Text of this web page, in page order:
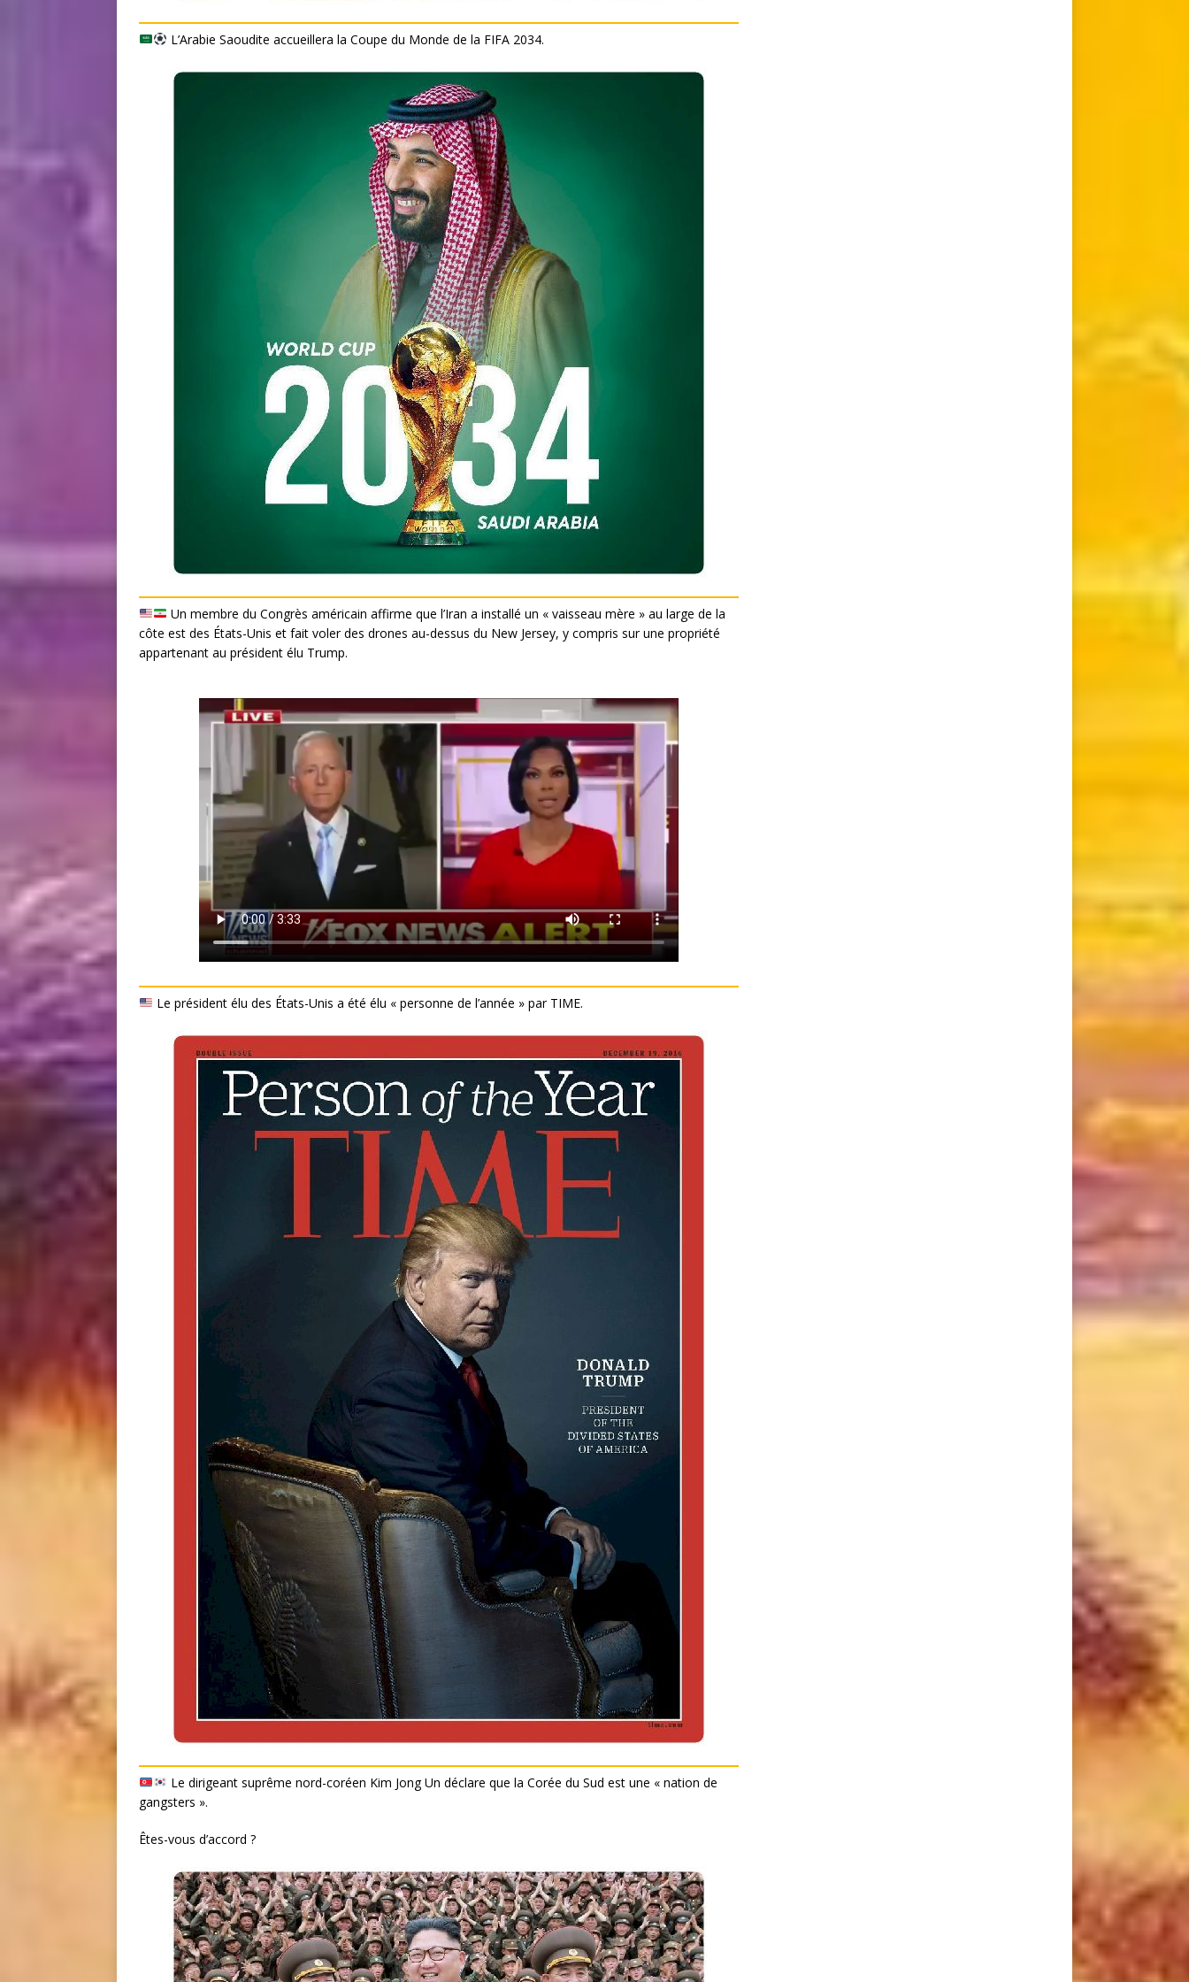
L’Arabie Saoudite accueillera la Coupe du Monde de la FIFA 2034.
Un membre du Congrès américain affirme que l’Iran a installé un « vaisseau mère » au large de la
côte est des États-Unis et fait voler des drones au-dessus du New Jersey, y compris sur une propriété
appartenant au président élu Trump.
Le président élu des États-Unis a été élu « personne de l’année » par TIME.
Le dirigeant suprême nord-coréen Kim Jong Un déclare que la Corée du Sud est une « nation de
gangsters ».
Êtes-vous d’accord ?